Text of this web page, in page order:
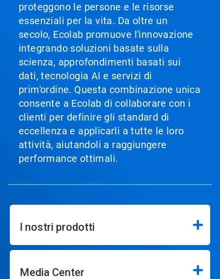
proteggono le persone e le risorse
essenziali per la vita. Da oltre un
secolo, Ecolab promuove l'innovazione
integrando soluzioni basate sulla
scienza, approfondimenti basati sui
dati, tecnologia AI e servizi di
prim'ordine. Questa combinazione unica
consente a Ecolab di collaborare con i
clienti per definire gli standard di
eccellenza e applicarli a tutte le loro
attività, aiutandoli a raggiungere
performance ottimali.
I nostri prodotti
Media Center